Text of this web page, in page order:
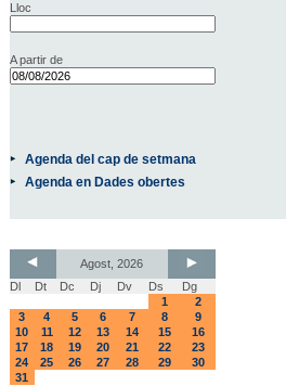
Lloc
A partir de
Agenda del cap de setmana
Agenda en Dades obertes
Agost, 2026
Dl
Dt Dc Dj Dv Ds
Dg
1
2
3
4 5 6 7 8
9
10
11 12 13 14 15
16
17
18 19 20 21 22
23
24
25 26 27 28 29
30
31